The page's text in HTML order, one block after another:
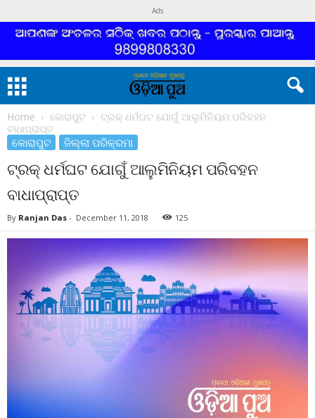
Ads
Home କୋରାପୁଟ
ଟ୍ରକ୍ ଧର୍ମଘଟ ଯୋଗୁଁ ଆଲୁମିନିୟମ ପରିବହନ
ବାଧାପ୍ରାପ୍ତ
କୋରାପୁଟ ଜିଲ୍ଲା ପରିକ୍ରମା
ଟ୍ରକ୍ ଧର୍ମଘଟ ଯୋଗୁଁ ଆଲୁମିନିୟମ ପରିବହନ
ବାଧାପ୍ରାପ୍ତ
By Ranjan Das - December 11, 2018 125